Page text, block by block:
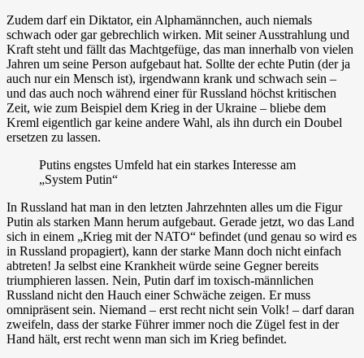
Zudem darf ein Diktator, ein Alphamännchen, auch niemals
schwach oder gar gebrechlich wirken. Mit seiner Ausstrahlung und
Kraft steht und fällt das Machtgefüge, das man innerhalb von vielen
Jahren um seine Person aufgebaut hat. Sollte der echte Putin (der ja
auch nur ein Mensch ist), irgendwann krank und schwach sein –
und das auch noch während einer für Russland höchst kritischen
Zeit, wie zum Beispiel dem Krieg in der Ukraine – bliebe dem
Kreml eigentlich gar keine andere Wahl, als ihn durch ein Doubel
ersetzen zu lassen.
Putins engstes Umfeld hat ein starkes Interesse am
„System Putin“
In Russland hat man in den letzten Jahrzehnten alles um die Figur
Putin als starken Mann herum aufgebaut. Gerade jetzt, wo das Land
sich in einem „Krieg mit der NATO“ befindet (und genau so wird es
in Russland propagiert), kann der starke Mann doch nicht einfach
abtreten! Ja selbst eine Krankheit würde seine Gegner bereits
triumphieren lassen. Nein, Putin darf im toxisch-männlichen
Russland nicht den Hauch einer Schwäche zeigen. Er muss
omnipräsent sein. Niemand – erst recht nicht sein Volk! – darf daran
zweifeln, dass der starke Führer immer noch die Zügel fest in der
Hand hält, erst recht wenn man sich im Krieg befindet.